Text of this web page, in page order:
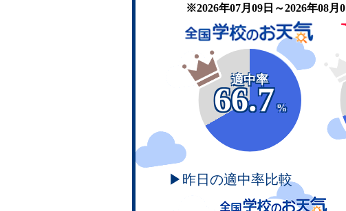
※2026年07月09日～2026年08月
適中率
66.7
%
▶昨日の適中率比較